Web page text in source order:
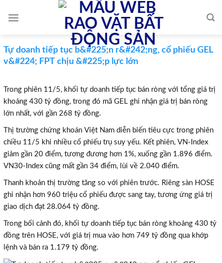
Tự doanh tiếp tục b&#225;n r&#242;ng, cổ phiếu GEL
v&#224; FPT chịu &#225;p lực lớn
Trong phiên 11/5, khối tự doanh tiếp tục bán ròng với tổng giá trị
khoảng 430 tỷ đồng, trong đó mã GEL ghi nhận giá trị bán ròng
lớn nhất, với gần 268 tỷ đồng.
Thị trường chứng khoán Việt Nam diễn biến tiêu cực trong phiên
chiều 11/5 khi nhiều cổ phiếu trụ suy yếu. Kết phiên, VN-Index
giảm gần 20 điểm, tương đương hơn 1%, xuống gần 1.896 điểm.
VN30-Index cũng mất gần 34 điểm, lùi về 2.040 điểm.
Thanh khoản thị trường tăng so với phiên trước. Riêng sàn HOSE
ghi nhận hơn 960 triệu cổ phiếu được sang tay, tương ứng giá trị
giao dịch đạt 28.064 tỷ đồng.
Trong bối cảnh đó, khối tự doanh tiếp tục bán ròng khoảng 430 tỷ
đồng trên HOSE, với giá trị mua vào hơn 749 tỷ đồng qua khớp
lệnh và bán ra 1.179 tỷ đồng.